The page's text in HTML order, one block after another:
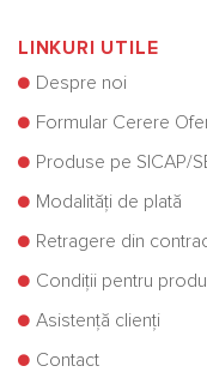
LINKURI UTILE
Despre noi
Formular Cerere
Produse pe SICAP/
Modalități de plată
Retragere din
Condiții pentru
Asistență clienți
Contact